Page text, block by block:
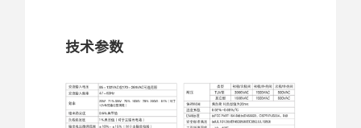
技术参数